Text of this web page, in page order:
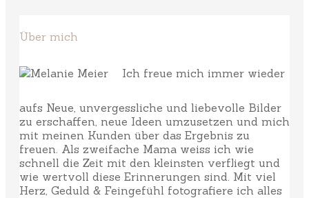
Über mich
Ich freue mich immer wieder
aufs Neue, unvergessliche und liebevolle Bilder
zu erschaffen, neue Ideen umzusetzen und mich
mit meinen Kunden über das Ergebnis zu
freuen. Als zweifache Mama weiss ich wie
schnell die Zeit mit den kleinsten verfliegt und
wie wertvoll diese Erinnerungen sind. Mit viel
Herz, Geduld & Feingefühl fotografiere ich alles